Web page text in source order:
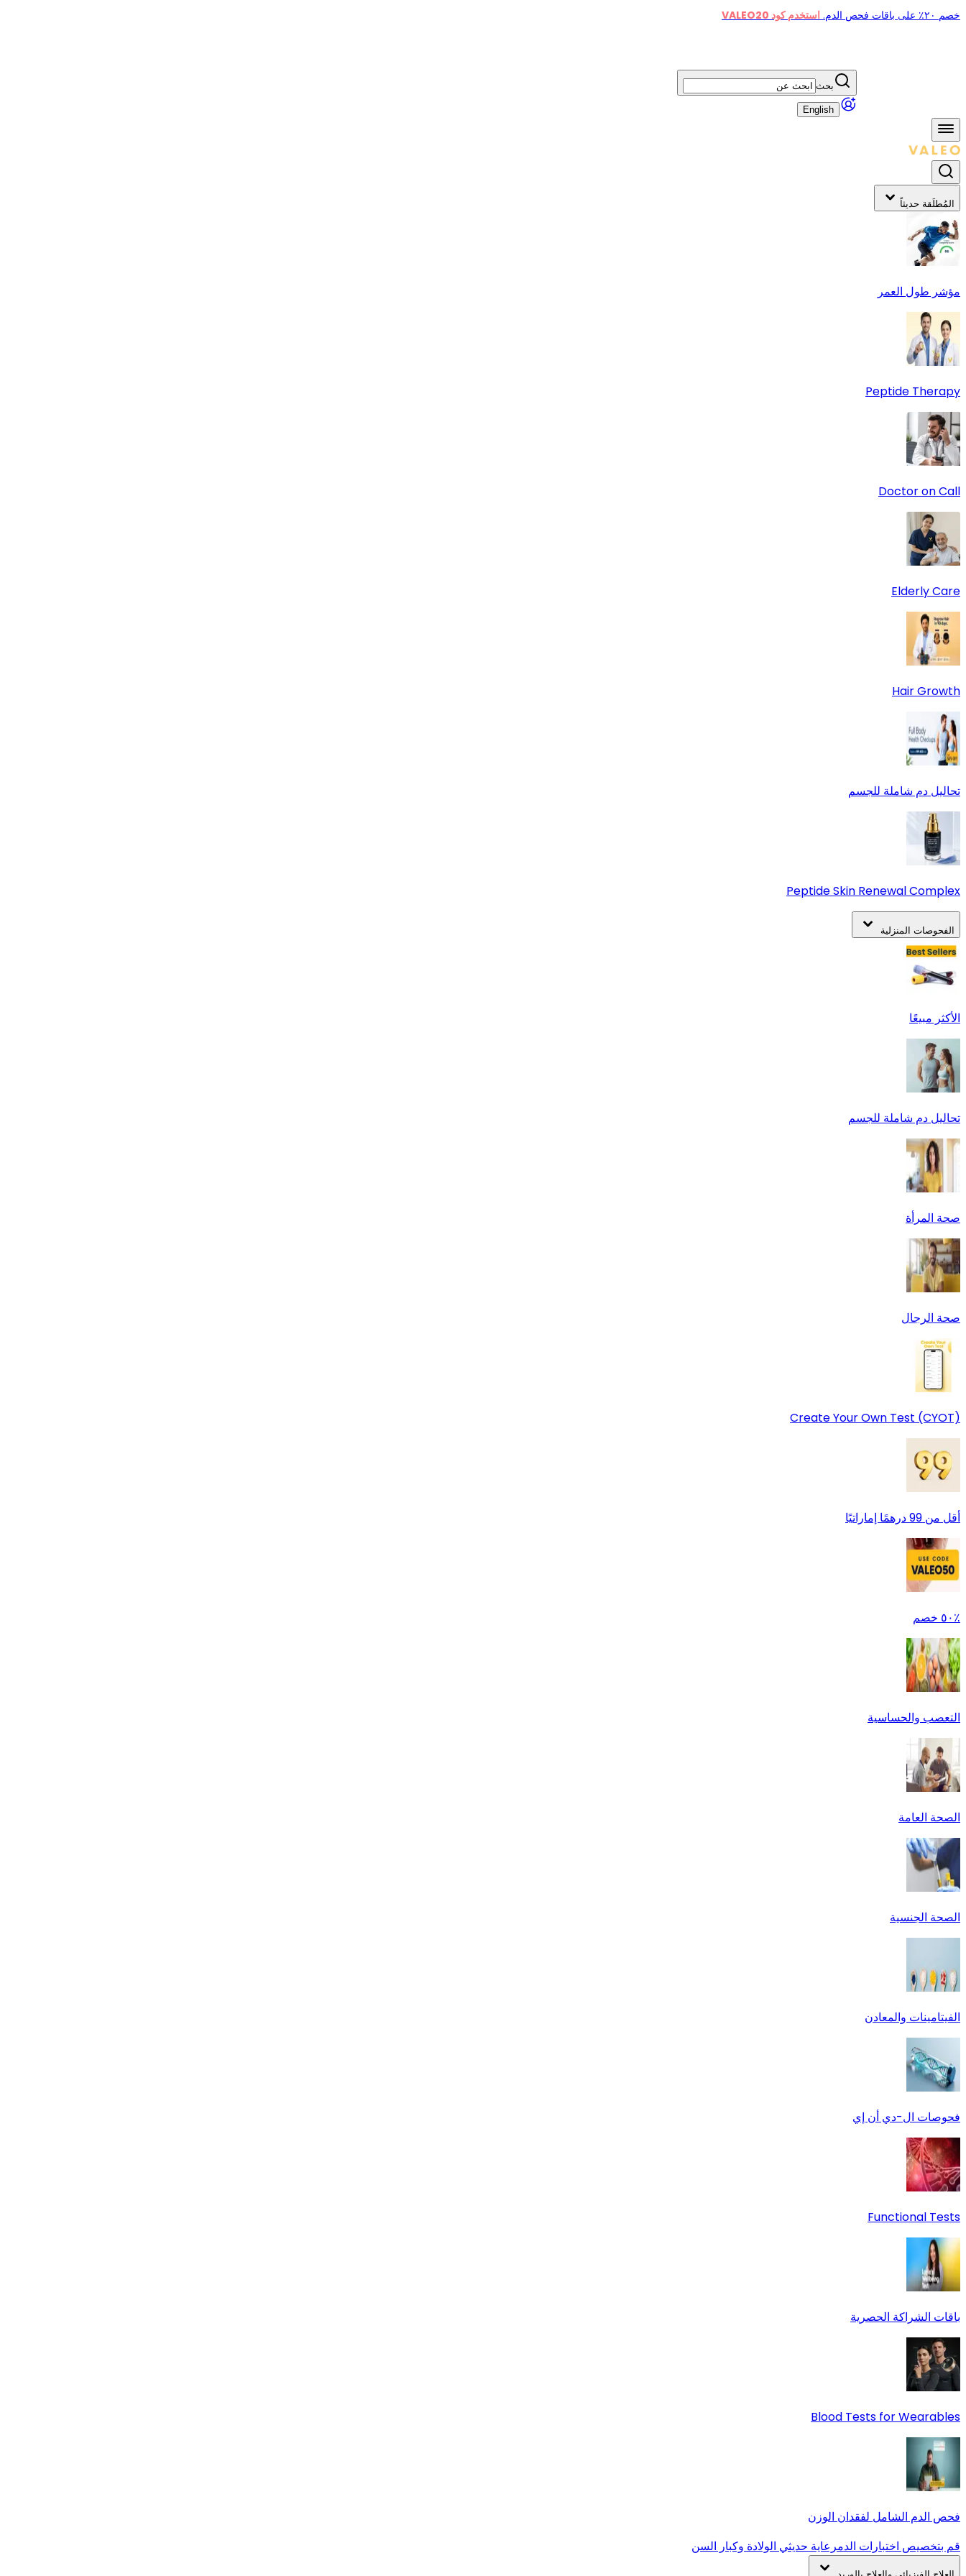
خصم ٢٠٪ على باقات فحص الدم. استخدم كود VALEO20
بحث
English
المُطلَقة حديثاً
مؤشر طول العمر
Peptide Therapy
Doctor on Call
Elderly Care
Hair Growth
تحاليل دم شاملة للجسم
Peptide Skin Renewal Complex
الفحوصات المنزلية
الأكثر مبيعًا
تحاليل دم شاملة للجسم
صحة المرأة
صحة الرجال
Create Your Own Test (CYOT)
أقل من 99 درهمًا إماراتيًا
٪٥٠ خصم
التعصب والحساسية
الصحة العامة
الصحة الجنسية
الفيتامينات والمعادن
فحوصات ال-دي أن إي
Functional Tests
باقات الشراكة الحصرية
Blood Tests for Wearables
فحص الدم الشامل لفقدان الوزن
قم بتخصيص اختبارات الدمرعاية حديثي الولادة وكبار السن